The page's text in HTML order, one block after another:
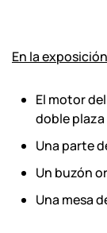
En la
El motor
doble plaza
Una parte
Un buzón
Una mesa